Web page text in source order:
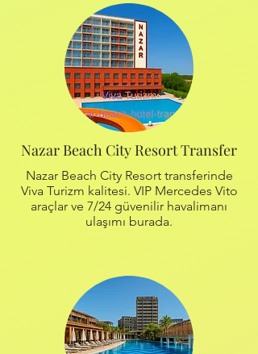
Nazar Beach City Resort Transfer
Nazar Beach City Resort transferinde
Viva Turizm kalitesi. VIP Mercedes Vito
araçlar ve 7/24 güvenilir havalimanı
ulaşımı burada.